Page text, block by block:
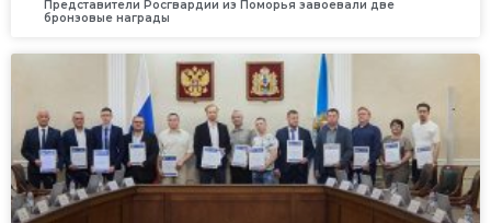
Представители Росгвардии из Поморья завоевали две
бронзовые награды